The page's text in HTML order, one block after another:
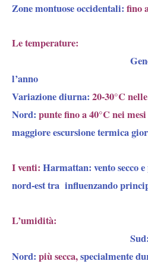
Zone montuose occidentali: fino
Le temperature:
l’anno
Variazione diurna: 20-30°C
Nord: punte fino a 40°C nei
maggiore escursione termica
I venti: Harmattan: vento secco
nord-est tra influenzando
L’umidità:
Sud:
Nord: più secca,specialmente